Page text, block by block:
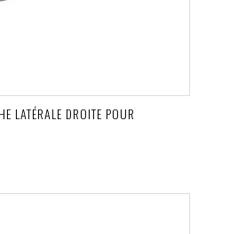
LATÉRALE DROITE POUR